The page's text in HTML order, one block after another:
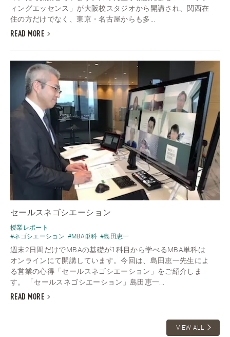
ィングエッセンス」が大阪校スタジオから開講され、関西在
住の方だけでなく、東京・名古屋からも多...
READ MORE
セールスネゴシエーション
授業レポート
#ネゴシエーション #MBA単科 #島田恵一
週末2日間だけでMBAの基礎が1科目から学べるMBA単科は
オンラインにて開講しています。今回は、島田恵一先生によ
る営業の心得「セールスネゴシエーション」をご紹介しま
す。 「セールスネゴシエーション」島田恵一...
READ MORE
VIEW ALL